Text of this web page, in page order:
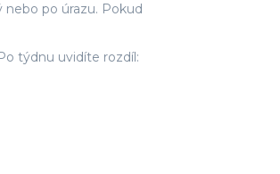
po úrazu. Pokud
týdnu uvidíte rozdíl: